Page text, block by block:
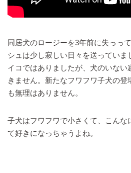
同居犬のロージーを3年前に失っっ
シュは少し寂しい日々を送っていま
イコではありましたが、犬のいない
きません。新たなフワフワ子犬の
も無理はありません。
子犬はフワフワで小さくて、こんな
て好きになっちゃうよね。